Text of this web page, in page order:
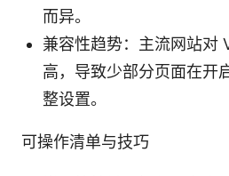
而异。
兼容性趋势：主流网站对
高，导致少部分页面在开
整设置。
可操作清单与技巧